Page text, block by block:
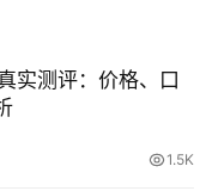
实测评：价格、口
1.5K